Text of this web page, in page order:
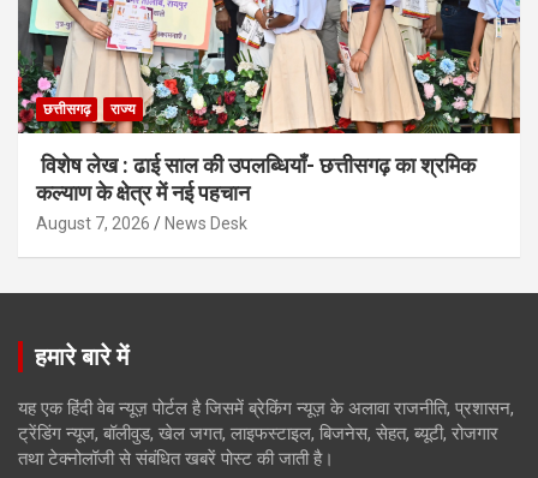
छत्तीसगढ़ राज्य
विशेष लेख : ढाई साल की उपलब्धियाँ- छत्तीसगढ़ का श्रमिक
कल्याण के क्षेत्र में नई पहचान
August 7, 2026 News Desk
हमारे बारे में
यह एक हिंदी वेब न्यूज़ पोर्टल है जिसमें ब्रेकिंग न्यूज़ के अलावा राजनीति, प्रशासन,
ट्रेंडिंग न्यूज, बॉलीवुड, खेल जगत, लाइफस्टाइल, बिजनेस, सेहत, ब्यूटी, रोजगार
तथा टेक्नोलॉजी से संबंधित खबरें पोस्ट की जाती है।